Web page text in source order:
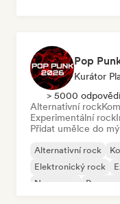
Pop
Kurátor
> 5000 odpovědí
Alternativní rock
Experimentální rock
Přidat umělce do
Alternativní rock
Elektronický rock
New wave
Pop-